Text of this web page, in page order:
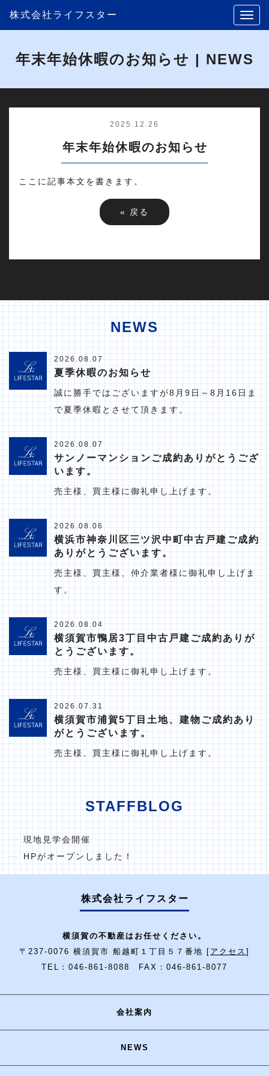
株式会社ライフスター
年末年始休暇のお知らせ | NEWS
2025.12.26
年末年始休暇のお知らせ
ここに記事本文を書きます。
« 戻る
NEWS
2026.08.07
夏季休暇のお知らせ
誠に勝手ではございますが8月9日～8月16日ま
で夏季休暇とさせて頂きます。
2026.08.07
サンノーマンションご成約ありがとうござ
います。
売主様、買主様に御礼申し上げます。
2026.08.06
横浜市神奈川区三ツ沢中町中古戸建ご成約
ありがとうございます。
売主様、買主様、仲介業者様に御礼申し上げま
す。
2026.08.04
横須賀市鴨居3丁目中古戸建ご成約ありが
とうございます。
売主様、買主様に御礼申し上げます。
2026.07.31
横須賀市浦賀5丁目土地、建物ご成約あり
がとうございます。
売主様、買主様に御礼申し上げます。
STAFFBLOG
現地見学会開催
HPがオープンしました！
株式会社ライフスター
横須賀の不動産はお任せください。
〒237-0076 横須賀市 船越町１丁目５７番地 [ アクセス ]
TEL：046-861-8088 FAX：046-861-8077
会社案内
NEWS